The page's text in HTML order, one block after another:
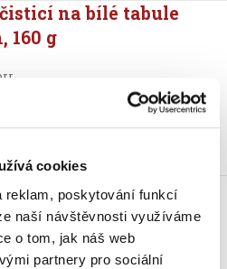
cookies
reklam, poskytování funkcí
naší návštěvnosti využíváme
o tom, jak náš web
partnery pro sociální
na bílé tabule
160 g
na bílé tabule